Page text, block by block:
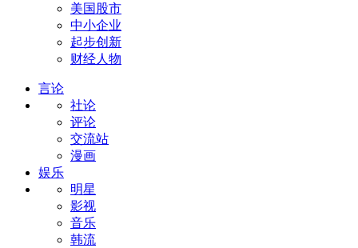
美国股市
中小企业
起步创新
财经人物
言论
社论
评论
交流站
漫画
娱乐
明星
影视
音乐
韩流